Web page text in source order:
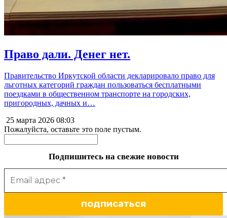
Право дали. Денег нет.
Правительство Иркутской области декларировало право для
льготных категорий граждан пользоваться бесплатными
поездками в общественном транспорте на городских,
пригородных, дачных и…
25 марта 2026 08:03
Пожалуйста, оставьте это поле пустым.
Подпишитесь на свежие новости